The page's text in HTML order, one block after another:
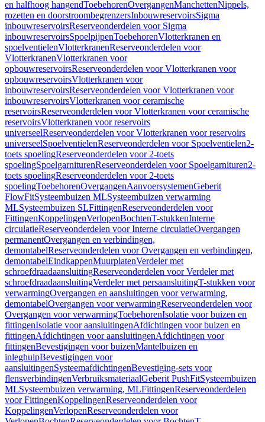
en halfhoog hangendToebehorenOvergangenManchettenNippels,
rozetten en doorstroombegrenzersInbouwreservoirsSigma
inbouwreservoirsReserveonderdelen voor Sigma
inbouwreservoirsSpoelpijpenToebehorenVlotterkranen en
spoelventielenVlotterkranenReserveonderdelen voor
VlotterkranenVlotterkranen voor
opbouwreservoirsReserveonderdelen voor Vlotterkranen voor
opbouwreservoirsVlotterkranen voor
inbouwreservoirsReserveonderdelen voor Vlotterkranen voor
inbouwreservoirsVlotterkranen voor ceramische
reservoirsReserveonderdelen voor Vlotterkranen voor ceramische
reservoirsVlotterkranen voor reservoirs
universeelReserveonderdelen voor Vlotterkranen voor reservoirs
universeelSpoelventielenReserveonderdelen voor Spoelventielen2-
toets spoelingReserveonderdelen voor 2-toets
spoelingSpoelgarniturenReserveonderdelen voor Spoelgarnituren2-
toets spoelingReserveonderdelen voor 2-toets
spoelingToebehorenOvergangenAanvoersystemenGeberit
FlowFitSysteembuizen MLSysteembuizen verwarming
MLSysteembuizen SLFittingenReserveonderdelen voor
FittingenKoppelingenVerlopenBochtenT-stukkenInterne
circulatieReserveonderdelen voor Interne circulatieOvergangen
permanentOvergangen en verbindingen,
demontabelReserveonderdelen voor Overgangen en verbindingen,
demontabelEindkappenMuurplatenVerdeler met
schroefdraadaansluitingReserveonderdelen voor Verdeler met
schroefdraadaansluitingVerdeler met persaansluitingT-stukken voor
verwarmingOvergangen en aansluitingen voor verwarming,
demontabelOvergangen voor verwarmingReserveonderdelen voor
Overgangen voor verwarmingToebehorenIsolatie voor buizen en
fittingenIsolatie voor aansluitingenAfdichtingen voor buizen en
fittingenAfdichtingen voor aansluitingenAfdichtingen voor
fittingenBevestigingen voor buizenMantelbuizen en
inleghulpBevestigingen voor
aansluitingenSysteemafdichtingenBevestiging-sets voor
flensverbindingenVerbruiksmateriaalGeberit PushFitSysteembuizen
MLSysteembuizen verwarming, MLFittingenReserveonderdelen
voor FittingenKoppelingenReserveonderdelen voor
KoppelingenVerlopenReserveonderdelen voor